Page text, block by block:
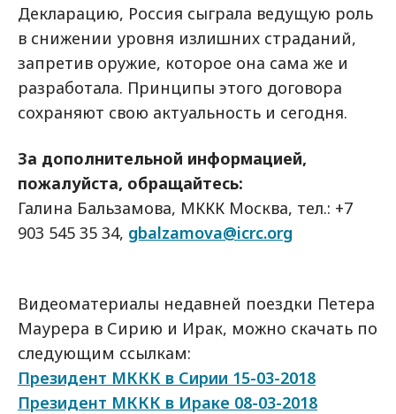
Декларацию, Россия сыграла ведущую роль
в снижении уровня излишних страданий,
запретив оружие, которое она сама же и
разработала. Принципы этого договора
сохраняют свою актуальность и сегодня.
За дополнительной информацией,
пожалуйста, обращайтесь:
Галина Бальзамова, МККК Москва, тел.: +7
903 545 35 34, gbalzamova@icrc.org
Видеоматериалы недавней поездки Петера
Маурера в Сирию и Ирак, можно скачать по
следующим ссылкам:
Президент МККК в Сирии 15-03-2018
Президент МККК в Ираке 08-03-2018